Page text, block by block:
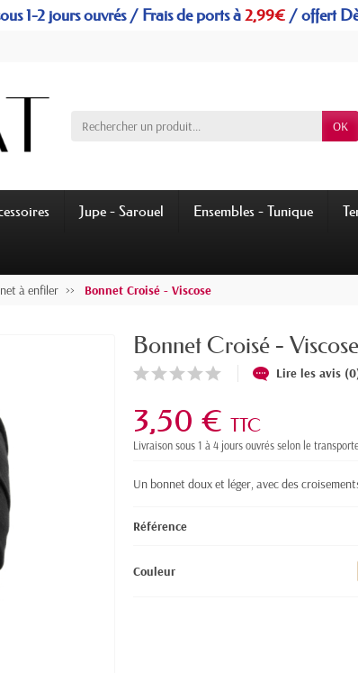
1-2 jours ouvrés / Frais de ports à2,99€ /offert
OK
Jupe - Sarouel Ensembles - Tunique
à enfiler Bonnet Croisé - Viscose
Bonnet Croisé - Viscose
Lire les avis
3,50 €TTC
Livraison sous 1 à 4 jours ouvrés selon le
Un bonnet doux et léger, avec des
Référence
Couleur